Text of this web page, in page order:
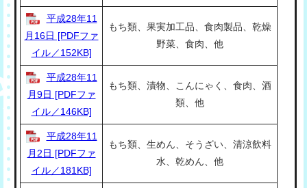
平成28年11
月16日 [PDFファ
イル／152KB]
もち類、果実加工品、食肉製品、乾燥
野菜、食肉、他
平成28年11
月9日 [PDFファ
イル／146KB]
もち類、漬物、こんにゃく、食肉、酒
類、他
平成28年11
月2日 [PDFファ
イル／181KB]
もち類、生めん、そうざい、清涼飲料
水、乾めん、他